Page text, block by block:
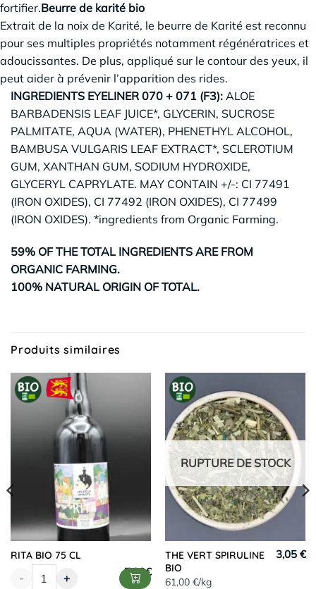
fortifier.Beurre de karité bio
Extrait de la noix de Karité, le beurre de Karité est reconnu
pour ses multiples propriétés notamment régénératrices et
adoucissantes. De plus, appliqué sur le contour des yeux, il
peut aider à prévenir l’apparition des rides.
INGREDIENTS EYELINER 070 + 071 (F3): ALOE
BARBADENSIS LEAF JUICE*, GLYCERIN, SUCROSE
PALMITATE, AQUA (WATER), PHENETHYL ALCOHOL,
BAMBUSA VULGARIS LEAF EXTRACT*, SCLEROTIUM
GUM, XANTHAN GUM, SODIUM HYDROXIDE,
GLYCERYL CAPRYLATE. MAY CONTAIN +/-: CI 77491
(IRON OXIDES), CI 77492 (IRON OXIDES), CI 77499
(IRON OXIDES). *ingredients from Organic Farming.
59% OF THE TOTAL INGREDIENTS ARE FROM
ORGANIC FARMING.
100% NATURAL ORIGIN OF TOTAL.
Produits similaires
RITA BIO 75 CL
7,90€
- +
RUPTURE DE STOCK
THE VERT SPIRULINE
BIO
61,00 €/kg
3,05 €